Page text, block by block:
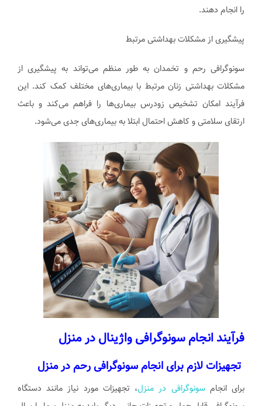
را انجام دهند.
پیشگیری از مشکلات بهداشتی مرتبط
سونوگرافی رحم و تخمدان به طور منظم می‌تواند به پیشگیری از
مشکلات بهداشتی زنان مرتبط با بیماری‌های مختلف کمک کند. این
فرآیند امکان تشخیص زودرس بیماری‌ها را فراهم می‌کند و باعث
ارتقای سلامتی و کاهش احتمال ابتلا به بیماری‌های جدی می‌شود.
فرآیند انجام سونوگرافی واژینال در منزل
تجهیزات لازم برای انجام سونوگرافی رحم در منزل
برای انجامسونوگرافی در منزل، تجهیزات مورد نیاز مانند دستگاه